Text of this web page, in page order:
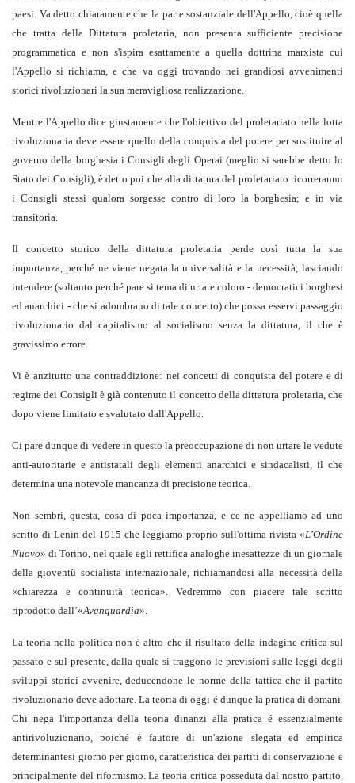
paesi. Va detto chiaramente che la parte sostanziale dell'Appello, cioè quella
che tratta della Dittatura proletaria, non presenta sufficiente precisione
programmatica e non s'ispira esattamente a quella dottrina marxista cui
l'Appello si richiama, e che va oggi trovando nei grandiosi avvenimenti
storici rivoluzionari la sua meravigliosa realizzazione.
Mentre l'Appello dice giustamente che l'obiettivo del proletariato nella lotta
rivoluzionaria deve essere quello della conquista del potere per sostituire al
governo della borghesia i Consigli degli Operai (meglio si sarebbe detto lo
Stato dei Consigli), è detto poi che alla dittatura del proletariato ricorreranno
i Consigli stessi qualora sorgesse contro di loro la borghesia; e in via
transitoria.
Il concetto storico della dittatura proletaria perde così tutta la sua
importanza, perché ne viene negata la universalità e la necessità; lasciando
intendere (soltanto perché pare si tema di urtare coloro - democratici borghesi
ed anarchici - che si adombrano di tale concetto) che possa esservi passaggio
rivoluzionario dal capitalismo al socialismo senza la dittatura, il che è
gravissimo errore.
Vi è anzitutto una contraddizione: nei concetti di conquista del potere e di
regime dei Consigli è già contenuto il concetto della dittatura proletaria, che
dopo viene limitato e svalutato dall'Appello.
Ci pare dunque di vedere in questo la preoccupazione di non urtare le vedute
anti-autoritarie e antistatali degli elementi anarchici e sindacalisti, il che
determina una notevole mancanza di precisione teorica.
Non sembri, questa, cosa di poca importanza, e ce ne appelliamo ad uno
scritto di Lenin del 1915 che leggiamo proprio sull'ottima rivista «L'Ordine
Nuovo» di Torino, nel quale egli rettifica analoghe inesattezze di un giornale
della gioventù socialista internazionale, richiamandosi alla necessità della
«chiarezza e continuità teorica». Vedremmo con piacere tale scritto
riprodotto dall’«Avanguardia».
La teoria nella politica non è altro che il risultato della indagine critica sul
passato e sul presente, dalla quale si traggono le previsioni sulle leggi degli
sviluppi storici avvenire, deducendone le norme della tattica che il partito
rivoluzionario deve adottare. La teoria di oggi é dunque la pratica di domani.
Chi nega l'importanza della teoria dinanzi alla pratica é essenzialmente
antirivoluzionario, poiché è fautore di un'azione slegata ed empirica
determinantesi giorno per giorno, caratteristica dei partiti di conservazione e
principalmente del riformismo. La teoria critica posseduta dal nostro partito,